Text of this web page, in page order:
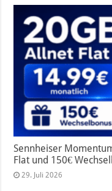
Sennheiser
Flat und 150€
29. Juli 2026